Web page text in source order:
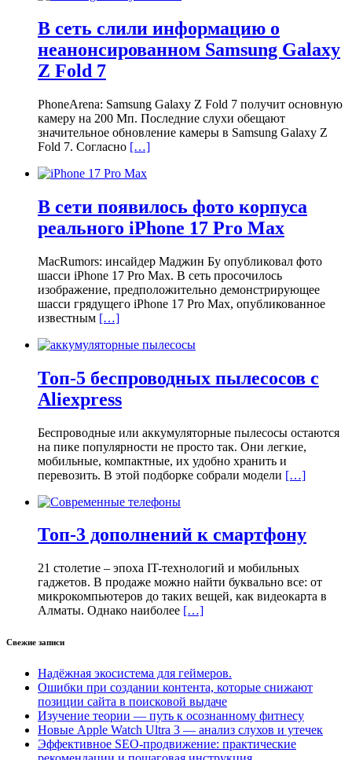
В сеть слили информацию о
неанонсированном Samsung Galaxy
Z Fold 7
PhoneArena: Samsung Galaxy Z Fold 7 получит основную
камеру на 200 Мп. Последние слухи обещают
значительное обновление камеры в Samsung Galaxy Z
Fold 7. Согласно […]
В сети появилось фото корпуса
реального iPhone 17 Pro Max
MacRumors: инсайдер Маджин Бу опубликовал фото
шасси iPhone 17 Pro Max. В сеть просочилось
изображение, предположительно демонстрирующее
шасси грядущего iPhone 17 Pro Max, опубликованное
известным […]
Топ-5 беспроводных пылесосов с
Aliexpress
Беспроводные или аккумуляторные пылесосы остаются
на пике популярности не просто так. Они легкие,
мобильные, компактные, их удобно хранить и
перевозить. В этой подборке собрали модели […]
Топ-3 дополнений к смартфону
21 столетие – эпоха IT-технологий и мобильных
гаджетов. В продаже можно найти буквально все: от
микрокомпьютеров до таких вещей, как видеокарта в
Алматы. Однако наиболее […]
Свежие записи
Надёжная экосистема для геймеров.
Ошибки при создании контента, которые снижают
позиции сайта в поисковой выдаче
Изучение теории — путь к осознанному фитнесу
Новые Apple Watch Ultra 3 — анализ слухов и утечек
Эффективное SEO-продвижение: практические